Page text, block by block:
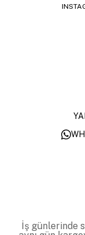
İş günlerinde